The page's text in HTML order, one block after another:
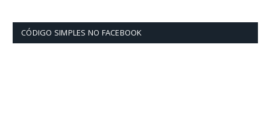
CÓDIGO SIMPLES NO FACEBOOK